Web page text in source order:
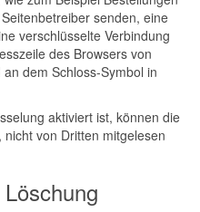
senden, eine
verschlüsselte Verbindung
des Browsers von
an dem Schloss-Symbol in
aktiviert ist, können die
von Dritten mitgelesen